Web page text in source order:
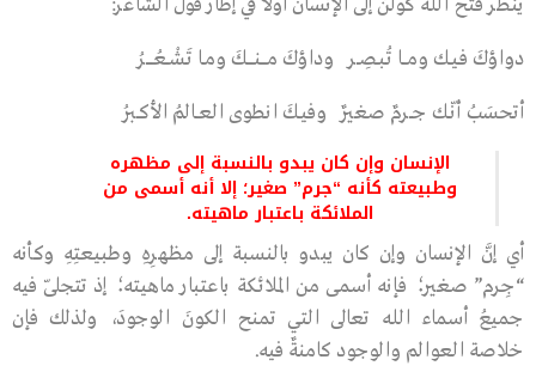
ينظر فتح الله كُولَنْ إلى الإنسان أولًا في إطار قول الشاعر:
دواؤكَ فـيــك ومــــا تُـبـصِــر وداؤكَ مـــــنــــــكَ ومــا تَـشْــعُــــــرُ
أتحسَبُ أنّــك جـــرمٌ صغيرٌ وفيــكَ انطوى العـــالمُ الأكــبرُ
الإنسان وإن كان يبدو بالنسبة إلى مظهره
وطبيعته كأنه “جرم” صغير؛ إلا أنه أسمى من
الملائكة باعتبار ماهيته.
أي إنَّ الإنسان وإن كان يبدو بالنسبة إلى مظهرِهِ وطبيعتِهِ وكأنه
“جِرم” صغير؛ فإنه أسمى من الملائكة باعتبار ماهيته؛ إذ تتجلّى فيه
جميعُ أسماء الله تعالى التي تمنح الكونَ الوجودَ، ولذلك فإن
خلاصة العوالم والوجود كامنةٌ فيه.